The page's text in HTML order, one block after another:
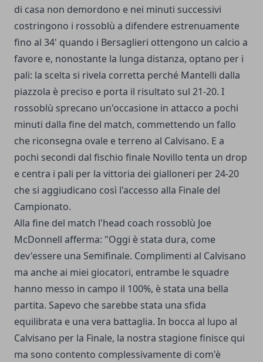
di casa non demordono e nei minuti successivi
costringono i rossoblù a difendere estrenuamente
fino al 34' quando i Bersaglieri ottengono un calcio a
favore e, nonostante la lunga distanza, optano per i
pali: la scelta si rivela corretta perché Mantelli dalla
piazzola è preciso e porta il risultato sul 21-20. I
rossoblù sprecano un'occasione in attacco a pochi
minuti dalla fine del match, commettendo un fallo
che riconsegna ovale e terreno al Calvisano. E a
pochi secondi dal fischio finale Novillo tenta un drop
e centra i pali per la vittoria dei gialloneri per 24-20
che si aggiudicano così l'accesso alla Finale del
Campionato.
Alla fine del match l'head coach rossoblù Joe
McDonnell afferma: "Oggi è stata dura, come
dev'essere una Semifinale. Complimenti al Calvisano
ma anche ai miei giocatori, entrambe le squadre
hanno messo in campo il 100%, è stata una bella
partita. Sapevo che sarebbe stata una sfida
equilibrata e una vera battaglia. In bocca al lupo al
Calvisano per la Finale, la nostra stagione finisce qui
ma sono contento complessivamente di com'è